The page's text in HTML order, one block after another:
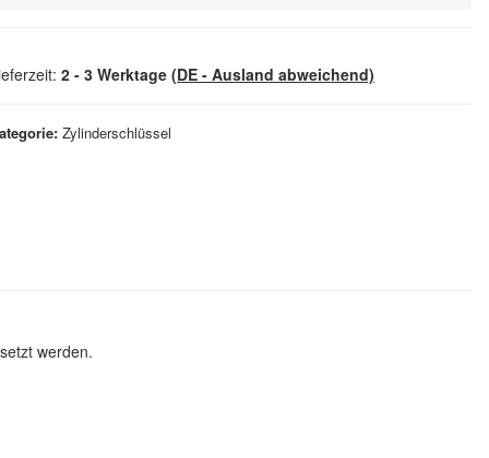
Zylinderschlüssel
2 - 3 Werktage (DE - Ausland abweichend)
werden.